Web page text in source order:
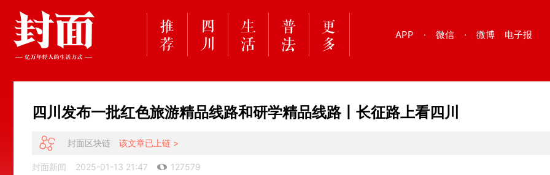
APP · 微信 · 微博 电子报
四川发布一批红色旅游精品线路和研学精品线路丨长征路上看四川
封面区块链 该文章已上链 >
封面新闻 2025-01-13 21:47 127579